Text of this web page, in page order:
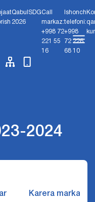
Qabul
2026
SDGCall
markaz:
+998 72
221 55
16
Ishonch
telefoni:
+998
72 226
68 10
2024
Karera markazi